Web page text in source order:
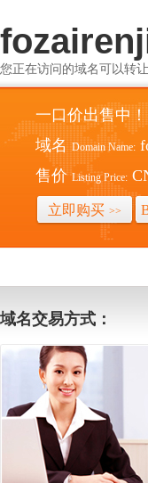
您正在访问的域名可以转
一口价出售中！
域名 Domain Name:
售价 Listing Price:
立即购买 >>
域名交易方式：